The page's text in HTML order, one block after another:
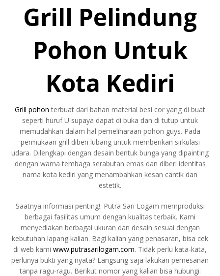
Grill Pelindung
Pohon Untuk
Kota Kediri
Grill pohon terbuat dari bahan material besi cor yang di buat
seperti huruf U supaya dapat di buka dan di tutup untuk
memudahkan dalam hal pemeliharaan pohon guys. Pada
permukaan grill diberi lubang untuk memberikan sirkulasi
udara. Dilengkapi dengan desain bentuk bunga yang dipainting
dengan warna tembaga serabutan emas dan diberi identitas
nama kota kediri yang menambahkan kesan cantik dan
estetik.
Saatnya informasi penting!. Putra Sari Logam memproduksi
berbagai fasilitas umum dengan kualitas terbaik. Kami
menyediakan berbagai ukuran dan desain sesuai dengan
kebutuhan lapang kalian. Bagi kalian yang penasaran, bisa cek
di web kami www.putrasarilogam.com. Tidak perlu kata-kata,
perlunya bukti yang nyata? Langsung saja lakukan pemesanan
tanpa ragu-ragu. Berikut nomor yang kalian bisa hubungi: